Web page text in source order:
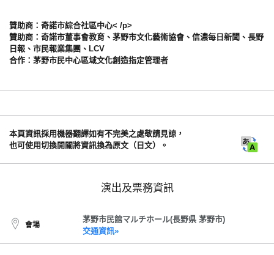
贊助商：奇諾市綜合社區中心< /p>
贊助商：奇諾市董事會教育、茅野市文化藝術協會、信濃每日新聞、長野
日報、市民報業集團、LCV
合作：茅野市民中心區域文化創造指定管理者
本頁資訊採用機器翻譯如有不完美之處敬請見諒，
也可使用切換開關將資訊換為原文（日文）。
演出及票務資訊
會場
茅野市民館マルチホール(長野県 茅野市)
交通資訊»